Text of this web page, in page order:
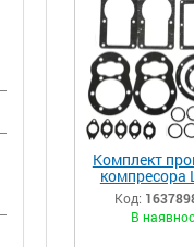
Комплект
компресора
ЛТ100
Код:
В